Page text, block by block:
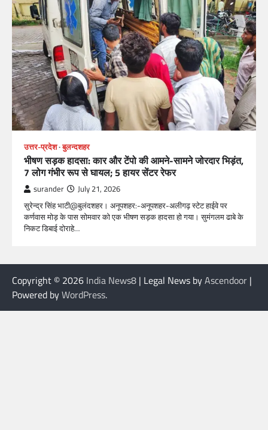
उत्तर-प्रदेश बुलन्दशहर
भीषण सड़क हादसा: कार और टेंपो की आमने-सामने जोरदार भिड़ंत,
7 लोग गंभीर रूप से घायल; 5 हायर सेंटर रेफर​
surander July 21, 2026
सुरेन्द्र सिंह भाटी@बुलंदशहर। अनूपशहर:-अनूपशहर-अलीगढ़ स्टेट हाईवे पर
कर्णवास मोड़ के पास सोमवार को एक भीषण सड़क हादसा हो गया। सुमंगलम ढाबे के
निकट डिबाई दोराहे…
Copyright © 2026 India News8 | Legal News byAscendoor |
Powered byWordPress.